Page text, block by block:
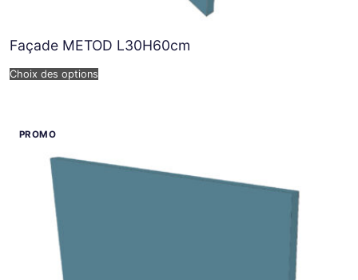
Façade METOD L30H60cm
Choix des options